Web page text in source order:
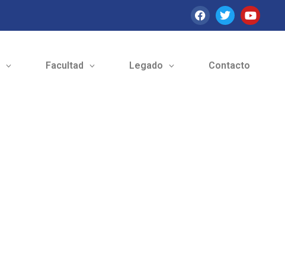
Facultad Legado Contacto